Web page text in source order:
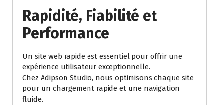
Rapidité, Fiabilité et
Performance
Un site web rapide est essentiel pour offrir une
expérience utilisateur exceptionnelle.
Chez Adipson Studio, nous optimisons chaque site
pour un chargement rapide et une navigation
fluide.